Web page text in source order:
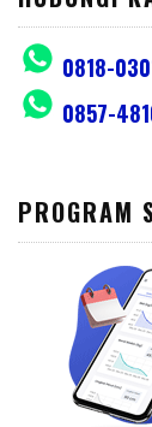
0818-
0857-
PROGRAM